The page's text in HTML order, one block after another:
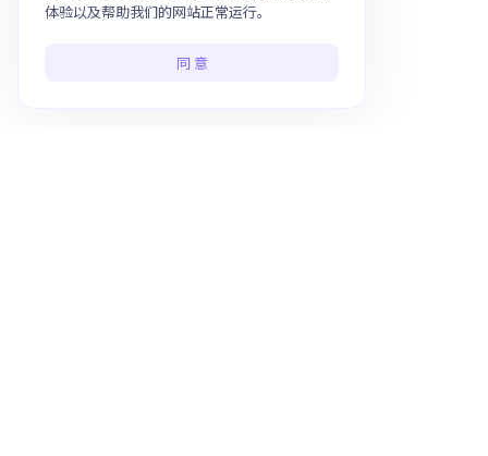
体验以及帮助我们的网站正常运行。
同 意